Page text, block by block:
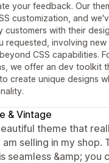
your feedback. Our
customization, and
customers with their
requested, involving
CSS capabilities.
we offer an dev toolkit
create unique designs
& Vintage
theme that
selling in my shop.
seamless &amp; you